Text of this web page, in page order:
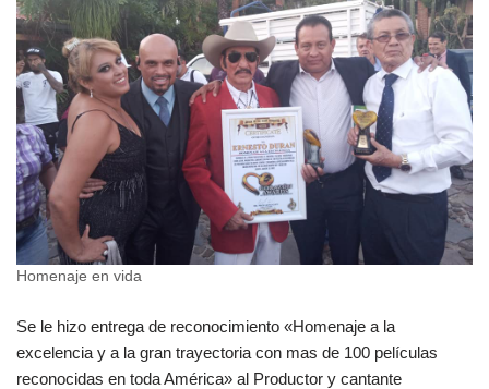
Homenaje en vida
Se le hizo entrega de reconocimiento «Homenaje a la
excelencia y a la gran trayectoria con mas de 100 películas
reconocidas en toda América» al Productor y cantante